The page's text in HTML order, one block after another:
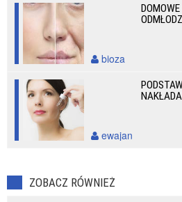
bioza
ewajan
ZOBACZ RÓWNIEŻ